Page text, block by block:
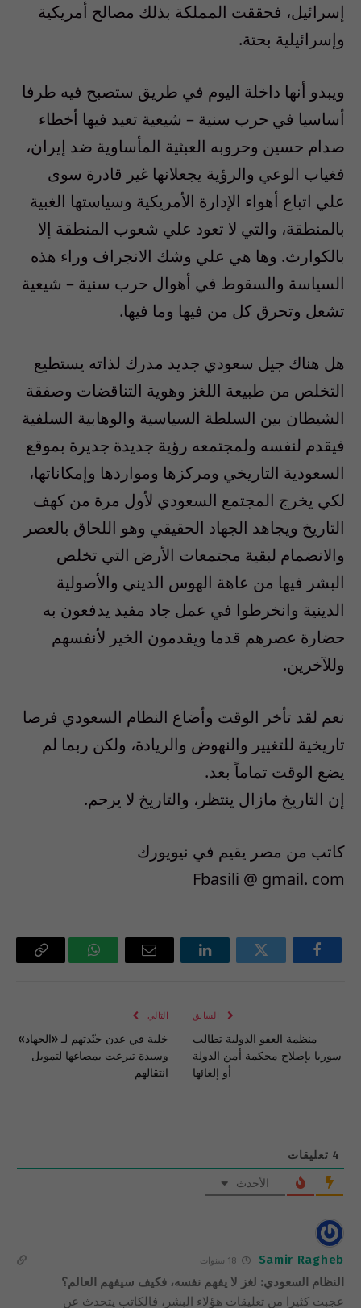
إسرائيل، فحققت المملكة بذلك مصالح أمريكية
وإسرائيلية بحتة.
ويبدو أنها داخلة اليوم في طريق ستصبح فيه طرفا
أساسيا في حرب سنية – شيعية تعيد فيها أخطاء
صدام حسين وحروبه العبثية المأساوية ضد إيران،
فغياب الوعي والرؤية يجعلانها غير قادرة سوى
علي اتباع أهواء الإدارة الأمريكية وسياستها الغبية
بالمنطقة، والتي لا تعود علي شعوب المنطقة إلا
بالكوارث. وها هي علي وشك الانجراف وراء هذه
السياسة والسقوط في أهوال حرب سنية – شيعية
تشعل وتحرق كل من فيها وما فيها.
هل هناك جيل سعودي جديد مدرك لذاته يستطيع
التخلص من طبيعة اللغز وهوية التناقضات وصفقة
الشيطان بين السلطة السياسية والوهابية السلفية
فيقدم لنفسه ولمجتمعه رؤية جديدة جديرة بموقع
السعودية التاريخي ومركزها ومواردها وإمكاناتها،
لكي يخرج المجتمع السعودي لأول مرة من كهف
التاريخ ويجاهد الجهاد الحقيقي وهو اللحاق بالعصر
والانضمام لبقية مجتمعات الأرض التي تخلص
البشر فيها من عاهة الهوس الديني والأصولية
الدينية وانخرطوا في عمل جاد مفيد يدفعون به
حضارة عصرهم قدما ويقدمون الخير لأنفسهم
وللآخرين.
نعم لقد تأخر الوقت وأضاع النظام السعودي فرصا
تاريخية للتغيير والنهوض والريادة، ولكن ربما لم
يضع الوقت تماماً بعد.
إن التاريخ مازال ينتظر، والتاريخ لا يرحم.
كاتب من مصر يقيم في نيويورك
Fbasili @ gmail. com
فيسبوك تويتر لينكدإن
البريد
واتساب Copy
السابق
منظمة العفو الدولية تطالب
سوريا بإصلاح محكمة أمن الدولة
أو إلغائها
التالي
خلية في عدن جنّدتهم لـ «الجهاد»
وسيدة تبرعت بمصاغها لتمويل
انتقالهم
4 تعليقات
الأحدث
Samir Ragheb 18 سنوات
النظام السعودي: لغز لا يفهم نفسه، فكيف سيفهم العالم؟
عجبت كثيرا من تعليقات هؤلاء البشر، فالكاتب يتحدث عن